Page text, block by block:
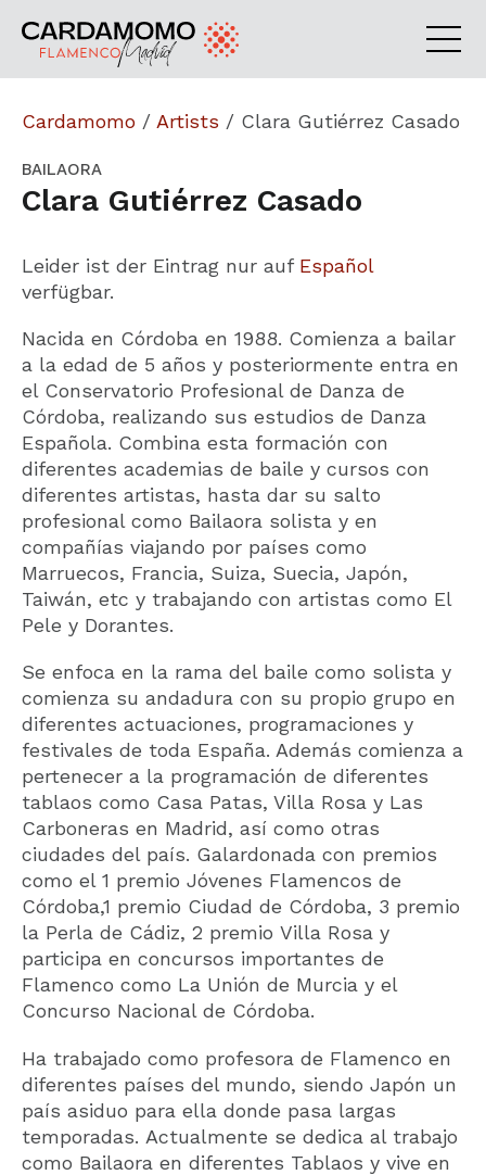
Cardamomo / Artists / Clara Gutiérrez Casado
BAILAORA
Clara Gutiérrez Casado
Leider ist der Eintrag nur auf Español
verfügbar.
Nacida en Córdoba en 1988. Comienza a bailar
a la edad de 5 años y posteriormente entra en
el Conservatorio Profesional de Danza de
Córdoba, realizando sus estudios de Danza
Española. Combina esta formación con
diferentes academias de baile y cursos con
diferentes artistas, hasta dar su salto
profesional como Bailaora solista y en
compañías viajando por países como
Marruecos, Francia, Suiza, Suecia, Japón,
Taiwán, etc y trabajando con artistas como El
Pele y Dorantes.
Se enfoca en la rama del baile como solista y
comienza su andadura con su propio grupo en
diferentes actuaciones, programaciones y
festivales de toda España. Además comienza a
pertenecer a la programación de diferentes
tablaos como Casa Patas, Villa Rosa y Las
Carboneras en Madrid, así como otras
ciudades del país. Galardonada con premios
como el 1 premio Jóvenes Flamencos de
Córdoba,1 premio Ciudad de Córdoba, 3 premio
la Perla de Cádiz, 2 premio Villa Rosa y
participa en concursos importantes de
Flamenco como La Unión de Murcia y el
Concurso Nacional de Córdoba.
Ha trabajado como profesora de Flamenco en
diferentes países del mundo, siendo Japón un
país asiduo para ella donde pasa largas
temporadas. Actualmente se dedica al trabajo
como Bailaora en diferentes Tablaos y vive en